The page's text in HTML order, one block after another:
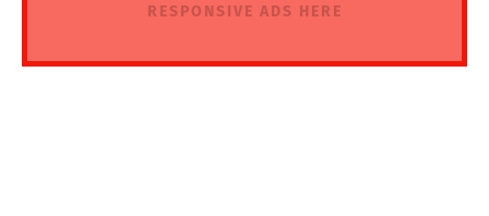
RESPONSIVE ADS HERE